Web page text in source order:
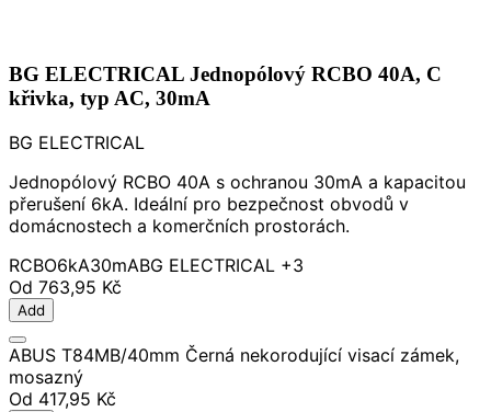
BG ELECTRICAL Jednopólový RCBO 40A, C
křivka, typ AC, 30mA
BG ELECTRICAL
Jednopólový RCBO 40A s ochranou 30mA a kapacitou
přerušení 6kA. Ideální pro bezpečnost obvodů v
domácnostech a komerčních prostorách.
RCBO6kA30mABG ELECTRICAL +3
Od 763,95 Kč
Add
ABUS T84MB/40mm Černá nekorodující visací zámek,
mosazný
Od 417,95 Kč